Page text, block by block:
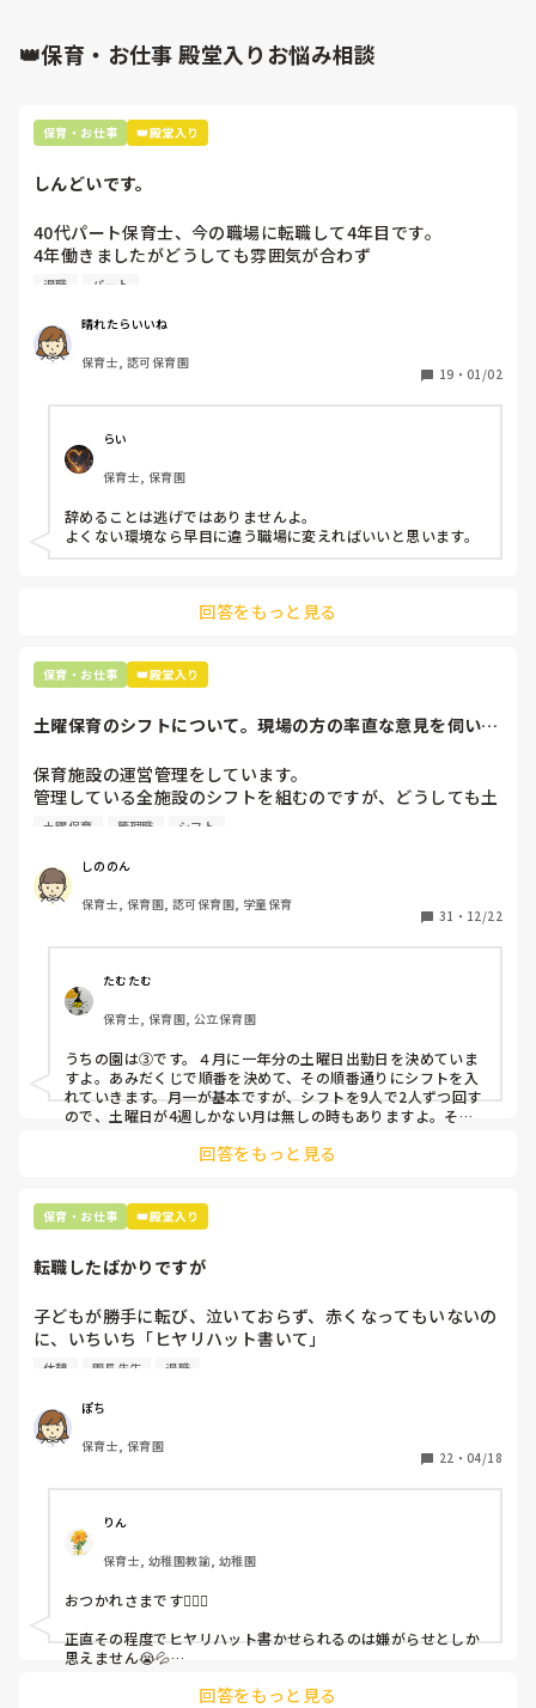
に。そこに怒りの感情は使いません。
時間で言うことを聞かせられるのはいいなと思うかもしれませ
ん。強く叱るのが効果的なのは子どもが恐怖を感じるから=怖
い」と言われれば、その場は言うこと聞くでしょう。
ないで望ましい方向へ向かわせること。それは誰でもできるこ
とではなく、明らかにプロフェッショナルな力が求められてい
人が人に伝え、理解を得る、ましてや相手は子ども。簡単にい
くわけがないですよね💦
そこにあえて向き合う私たちの仕事は尊い！って私は思いなが
ら働いています。自分なりの保育観です。
長々と、生意気に語ってしまいました。気分を害したらすみま
せん。いろいろ書きましたがあくまで理想です（笑）
ります😆
👑保育・お仕事 殿堂入りお悩み相談
保育・お仕事 👑殿堂入り
しんどいです。
40代パート保育士、今の職場に転職して4年目です。
4年働きましたがどうしても雰囲気が合わず
退職しようと思っています。
周りの職員は、勤続10年以上から何十年という先生がほとん
どです。
保護者子どもの愚痴悪口が多く、
今で言う不適切保育も
仕方ないよね
もう何も言わずに
子どもの言いなりになればいいんだね
などいう意見で…
上の先生に相談することは難しそうです。
最後の職場にしようと思っていましたが
辞めることは逃げ、と、過去辞めた人も何年も言われ続けて
います
退職 パート
晴れたらいいね
保育士, 認可保育園
19 ・ 01/02
らい
保育士, 保育園
辞めることは逃げではありませんよ。
よくない環境なら早目に違う職場に変えればいいと思います。
回答をもっと見る
保育・お仕事 👑殿堂入り
土曜保育のシフトについて。現場の方の率直な意見を伺いた
保育施設の運営管理をしています。
管理している全施設のシフトを組むのですが、どうしても土
曜保育だけは入れる方が少なく、いつも苦労しています。
て入職しているはずですが、いざ勤務が始まると一日も土曜
出勤が出来ない方ばかりです。
①土曜日の希望休は2日まで、と制限をかける
②毎月、必ず土曜保育に入ることのできる日を1日だけピッ
クアップしてもらう
③仮シフトが出た時、土曜出勤が難しければ自身で代わりの
人を交渉して見つけてもらう
上記のいずれかの対策を取り入れることを考えています。
土曜保育 管理職 シフト
しののん
保育士, 保育園, 認可保育園, 学童保育
31 ・ 12/22
たむたむ
保育士, 保育園, 公立保育園
うちの園は③です。４月に一年分の土曜日出勤日を決めていま
すよ。あみだくじで順番を決めて、その順番通りにシフトを入
れていきます。月一が基本ですが、シフトを9人で2人ずつ回す
ので、土曜日が4週しかない月は無しの時もありますよ。その
て貰い、主任に報告してます。
回答をもっと見る
保育・お仕事 👑殿堂入り
転職したばかりですが
子どもが勝手に転び、泣いておらず、赤くなってもいないの
に、いちいち「ヒヤリハット書いて」
と書かされ
（そう言う本人は書かない）
しかも、上司に↑この内容でも
ちゃんと考えて対策を練って書き込むようにと。
呼ばれて一緒に対策を考えさせられること多数
これだけで30〜40分拘束されて辛いです
皆さんの園はどうですか?
休憩 園長先生 退職
ぽち
保育士, 保育園
22 ・ 04/18
りん
保育士, 幼稚園教諭, 幼稚園
おつかれさまです🙇🏻‍♀️
正直その程度でヒヤリハット書かせられるのは嫌がらせとしか
思えません😭💦
回答をもっと見る